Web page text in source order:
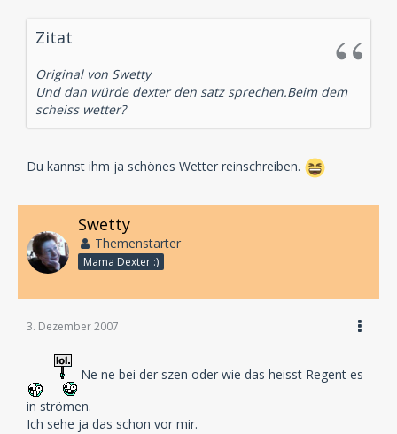
Zitat
Original von Swetty
Und dan würde dexter den satz sprechen.Beim dem
scheiss wetter?
Du kannst ihm ja schönes Wetter reinschreiben.
Swetty
Themenstarter
Mama Dexter :)
3. Dezember 2007
Ne ne bei der szen oder wie das heisst Regent es
in strömen.
Ich sehe ja das schon vor mir.